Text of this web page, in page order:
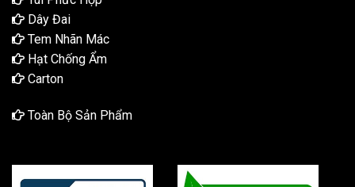
Dây Đai
Tem Nhãn Mác
Hạt Chống Ẩm
Carton
Toàn Bộ Sản Phẩm